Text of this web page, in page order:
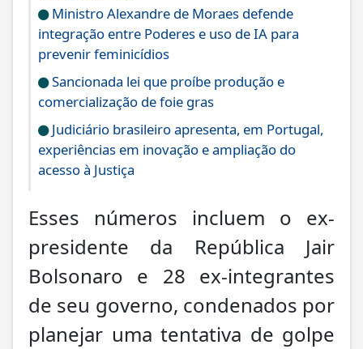
Ministro Alexandre de Moraes defende
integração entre Poderes e uso de IA para
prevenir feminicídios
Sancionada lei que proíbe produção e
comercialização de foie gras
Judiciário brasileiro apresenta, em Portugal,
experiências em inovação e ampliação do
acesso à Justiça
Esses números incluem o ex-
presidente da República Jair
Bolsonaro e 28 ex-integrantes
de seu governo, condenados por
planejar uma tentativa de golpe